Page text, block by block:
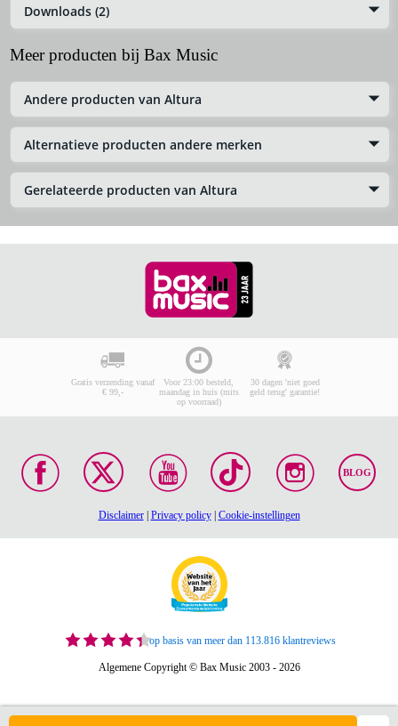
Downloads (2)
Meer producten bij Bax Music
Andere producten van Altura
Alternatieve producten andere merken
Gerelateerde producten van Altura
Gratis verzending vanaf
€ 99,-
Voor 23:00 besteld,
maandag in huis (mits
op voorraad)
30 dagen 'niet goed
geld terug' garantie!
BLOG
Disclaimer| Privacy policy| Cookie-instellingen
op basis van meer dan 113.816 klantreviews
Algemene Copyright © Bax Music 2003 - 2026